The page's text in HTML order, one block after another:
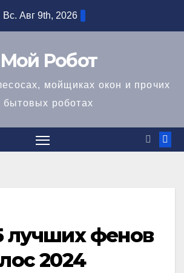
Вс. Авг 9th, 2026
Мой Робот
мойщиках окон и прочих
бытовых роботах
лучших фенов
2024